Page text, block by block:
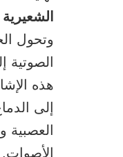
وتحول
هذه
إلى
الأصوات.